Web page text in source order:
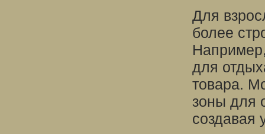
Для
более
для
товара.
зоны для
создавая